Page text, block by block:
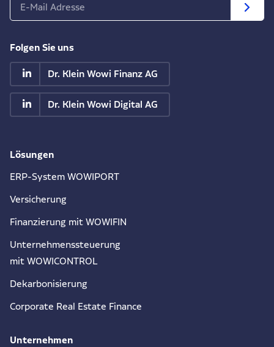
Folgen Sie uns
Dr. Klein Wowi Finanz AG
Dr. Klein Wowi Digital AG
Lösungen
ERP-System WOWIPORT
Versicherung
Finanzierung mit WOWIFIN
Unternehmenssteuerung
mit WOWICONTROL
Dekarbonisierung
Corporate Real Estate Finance
Unternehmen